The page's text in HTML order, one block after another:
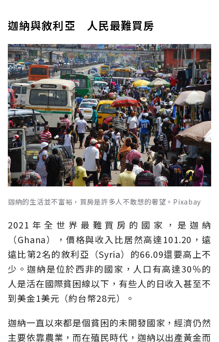
迦納與敘利亞 人民最難買房
迦納的生活並不富裕，買房是許多人不敢想的奢望。Pixabay
2021年全世界最難買房的國家，是迦納
（Ghana），價格與收入比居然高達101.20，遠
遠比第2名的敘利亞（Syria）的66.09還要高上不
少。迦納是位於西非的國家，人口有高達30％的
人是活在國際貧困線以下，有些人的日收入甚至不
到美金1美元（約台幣28元）。
迦納一直以來都是個貧困的未開發國家，經濟仍然
主要依靠農業，而在殖民時代，迦納以出產黃金而